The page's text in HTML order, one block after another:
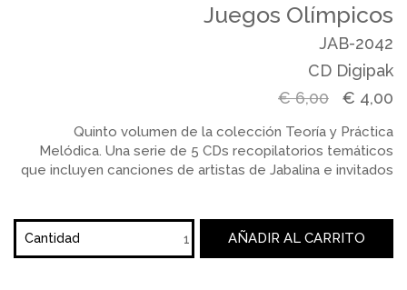
Juegos Olímpicos
JAB-2042
CD Digipak
€6,00 € 4,00
Quinto volumen de la colección Teoría y Práctica
Melódica. Una serie de 5 CDs recopilatorios temáticos
que incluyen canciones de artistas de Jabalina e invitados
Cantidad AÑADIR AL CARRITO